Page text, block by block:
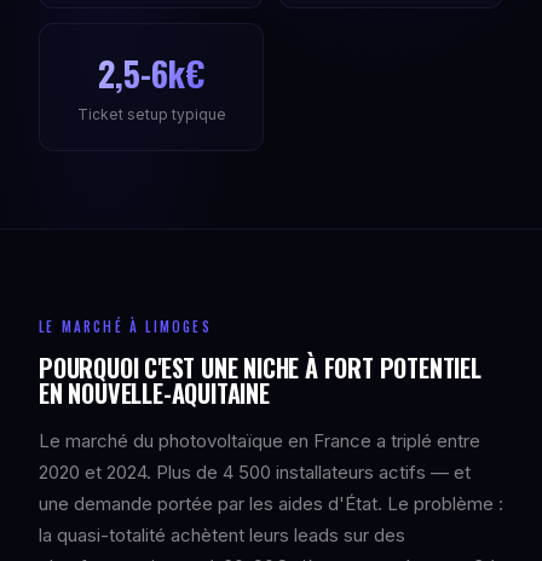
2,5-6k€
Ticket setup typique
LE MARCHÉ À LIMOGES
POURQUOI C'EST UNE NICHE À FORT POTENTIEL
EN NOUVELLE-AQUITAINE
Le marché du photovoltaïque en France a triplé entre
2020 et 2024. Plus de 4 500 installateurs actifs — et
une demande portée par les aides d'État. Le problème :
la quasi-totalité achètent leurs leads sur des